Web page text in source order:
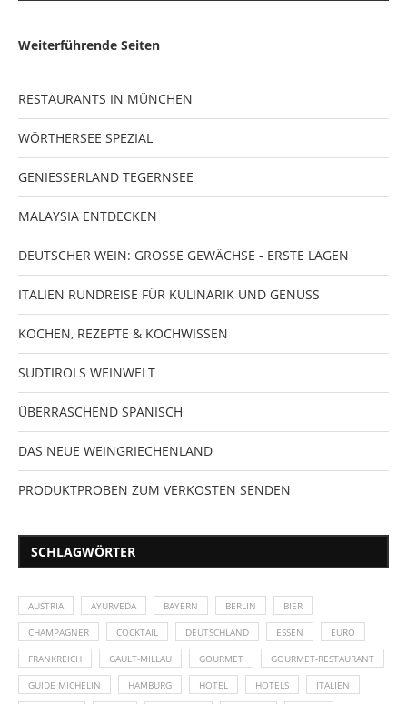
Weiterführende Seiten
RESTAURANTS IN MÜNCHEN
WÖRTHERSEE SPEZIAL
GENIESSERLAND TEGERNSEE
MALAYSIA ENTDECKEN
DEUTSCHER WEIN: GROSSE GEWÄCHSE - ERSTE LAGEN
ITALIEN RUNDREISE FÜR KULINARIK UND GENUSS
KOCHEN, REZEPTE & KOCHWISSEN
SÜDTIROLS WEINWELT
ÜBERRASCHEND SPANISCH
DAS NEUE WEINGRIECHENLAND
PRODUKTPROBEN ZUM VERKOSTEN SENDEN
SCHLAGWÖRTER
AUSTRIA AYURVEDA BAYERN BERLIN BIER
CHAMPAGNER COCKTAIL DEUTSCHLAND ESSEN EURO
FRANKREICH GAULT-MILLAU GOURMET GOURMET-RESTAURANT
GUIDE MICHELIN HAMBURG HOTEL HOTELS ITALIEN